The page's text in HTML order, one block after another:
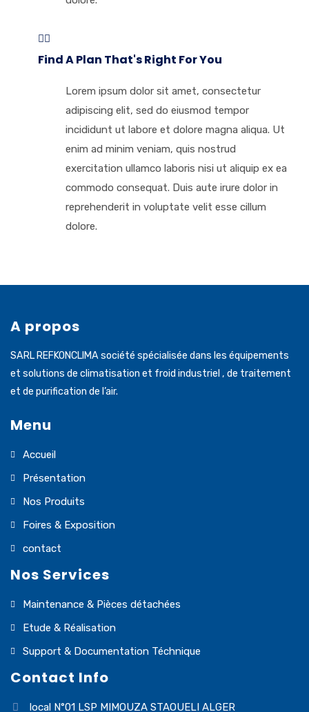
Find A Plan That's Right For You
Lorem ipsum dolor sit amet, consectetur
adipiscing elit, sed do eiusmod tempor
incididunt ut labore et dolore magna aliqua. Ut
enim ad minim veniam, quis nostrud
exercitation ullamco laboris nisi ut aliquip ex ea
commodo consequat. Duis aute irure dolor in
reprehenderit in voluptate velit esse cillum
dolore.
A propos
SARL REFKONCLIMA société spécialisée dans les équipements
et solutions de climatisation et froid industriel , de traitement
et de purification de l’air.
Menu
Accueil
Présentation
Nos Produits
Foires & Exposition
contact
Nos Services
Maintenance & Pièces détachées
Etude & Réalisation
Support & Documentation Téchnique
Contact Info
local N°01 LSP MIMOUZA STAOUELI ALGER